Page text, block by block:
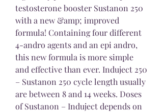
testosterone booster Sustanon 250
with a new &amp; improved
formula! Containing four different
4-andro agents and an epi andro,
this new formula is more simple
and effective than ever. Induject 250
– Sustanon 250 cycle length usually
are between 8 and 14 weeks. Doses
of Sustanon – Induject depends on